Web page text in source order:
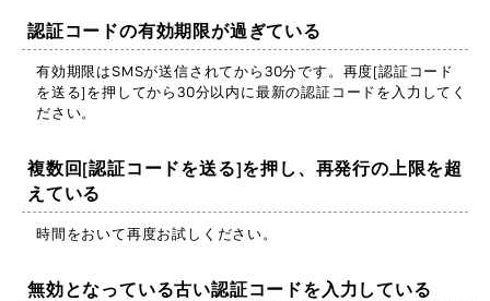
認証コードの有効期限が過ぎている
有効期限はSMSが送信されてから30分です。再度[認証コード
を送る]を押してから30分以内に最新の認証コードを入力してく
ださい。
複数回[認証コードを送る]を押し、再発行の上限を超
えている
時間をおいて再度お試しください。
無効となっている古い認証コードを入力している